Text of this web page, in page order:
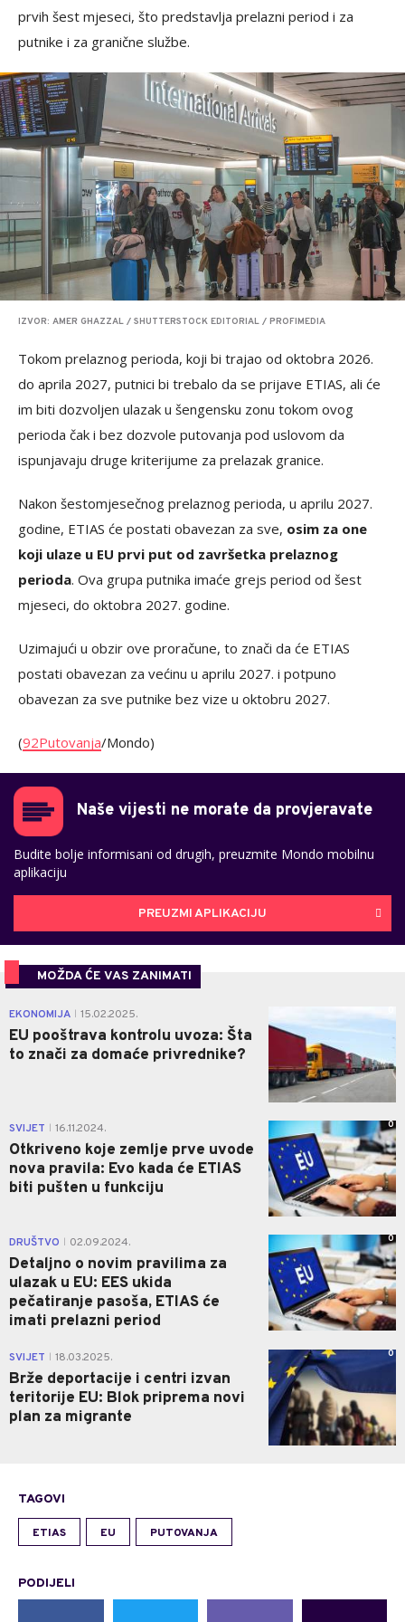
prvih šest mjeseci, što predstavlja prelazni period i za
putnike i za granične službe.
IZVOR: AMER GHAZZAL / SHUTTERSTOCK EDITORIAL / PROFIMEDIA
Tokom prelaznog perioda, koji bi trajao od oktobra 2026.
do aprila 2027, putnici bi trebalo da se prijave ETIAS, ali će
im biti dozvoljen ulazak u šengensku zonu tokom ovog
perioda čak i bez dozvole putovanja pod uslovom da
ispunjavaju druge kriterijume za prelazak granice.
Nakon šestomjesečnog prelaznog perioda, u aprilu 2027.
godine, ETIAS će postati obavezan za sve, osim za one
koji ulaze u EU prvi put od završetka prelaznog
perioda. Ova grupa putnika imaće grejs period od šest
mjeseci, do oktobra 2027. godine.
Uzimajući u obzir ove proračune, to znači da će ETIAS
postati obavezan za većinu u aprilu 2027. i potpuno
obavezan za sve putnike bez vize u oktobru 2027.
(92Putovanja/Mondo)
Naše vijesti ne morate da provjeravate
Budite bolje informisani od drugih, preuzmite Mondo mobilnu
aplikaciju
PREUZMI APLIKACIJU
MOŽDA ĆE VAS ZANIMATI
EKONOMIJA 15.02.2025.
EU pooštrava kontrolu uvoza: Šta
to znači za domaće privrednike?
SVIJET 16.11.2024.
Otkriveno koje zemlje prve uvode
nova pravila: Evo kada će ETIAS
biti pušten u funkciju
0
DRUŠTVO 02.09.2024.
Detaljno o novim pravilima za
ulazak u EU: EES ukida
pečatiranje pasoša, ETIAS će
imati prelazni period
0
SVIJET 18.03.2025.
Brže deportacije i centri izvan
teritorije EU: Blok priprema novi
plan za migrante
0
TAGOVI
ETIAS EU PUTOVANJA
PODIJELI